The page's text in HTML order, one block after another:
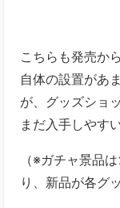
こちらも発売か
自体の設置があ
が、グッズショ
まだ入手しやす
（※ガチャ景品
り、新品が各グ